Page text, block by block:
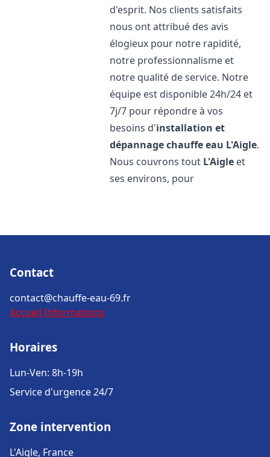
d'esprit. Nos clients satisfaits
nous ont attribué des avis
élogieux pour notre rapidité,
notre professionnalisme et
notre qualité de service. Notre
équipe est disponible 24h/24 et
7j/7 pour répondre à vos
besoins d'installation et
dépannage chauffe eau L'Aigle.
Nous couvrons tout L'Aigle et
ses environs, pour
Contact
contact@chauffe-eau-69.fr
Accueil Informations
Horaires
Lun-Ven: 8h-19h
Service d'urgence 24/7
Zone intervention
L'Aigle, France